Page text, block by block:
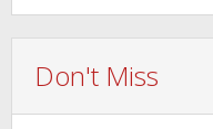
Don't Miss